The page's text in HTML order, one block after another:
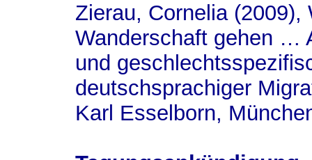
Zierau, Cornelia (2009),
Wanderschaft gehen …
und
deutschsprachiger
Karl Esselborn,